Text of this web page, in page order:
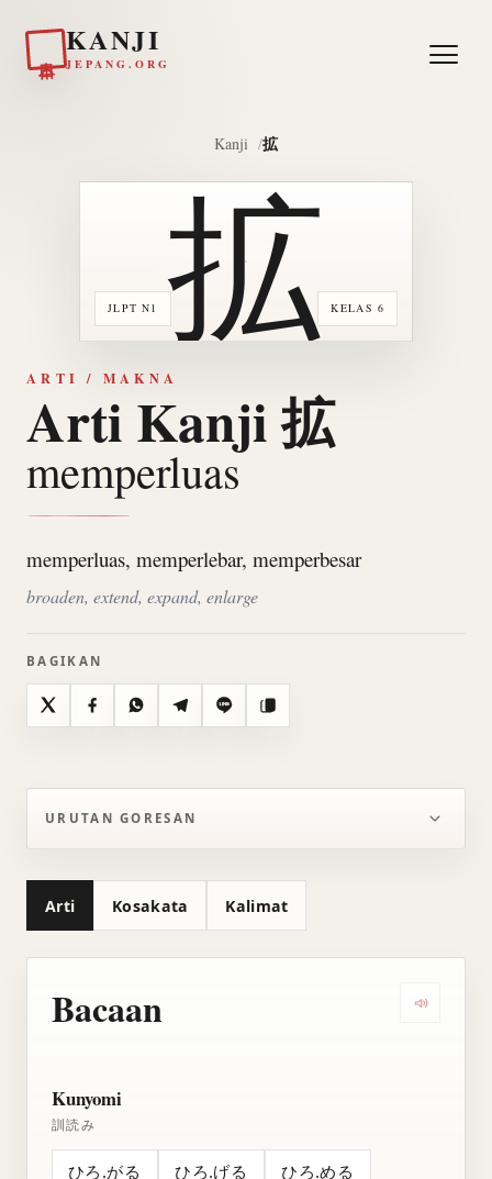
KANJI
JEPANG.ORG
Kanji 拡
JLPT N1 KELAS 6
拡
ARTI / MAKNA
Arti Kanji 拡
memperluas
memperluas, memperlebar, memperbesar
broaden, extend, expand, enlarge
BAGIKAN
X FacebookWhatsAppTelegramLine Salin
URUTAN GORESAN
Arti Kosakata Kalimat
Bacaan
Kunyomi
訓読み
ひろ.がる ひろ.げる ひろ.める